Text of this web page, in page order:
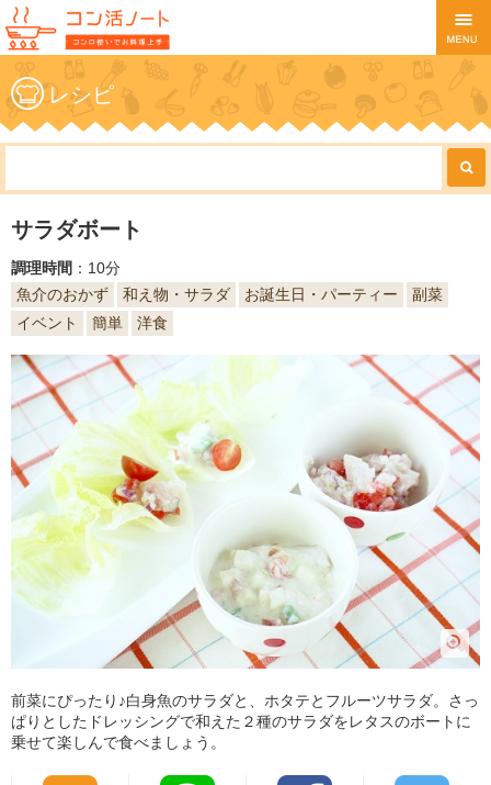
レシピ
サラダボート
調理時間 ：10分
魚介のおかず
和え物・サラダ お誕生日・パーティー
副菜
イベント
簡単 洋食
前菜にぴったり♪白身魚のサラダと、ホタテとフルーツサラダ。さっ
ぱりとしたドレッシングで和えた２種のサラダをレタスのボートに
乗せて楽しんで食べましょう。